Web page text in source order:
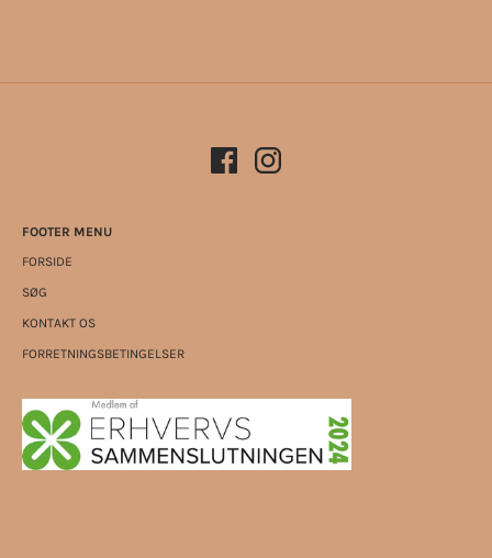
FOOTER MENU
FORSIDE
SØG
KONTAKT OS
FORRETNINGSBETINGELSER